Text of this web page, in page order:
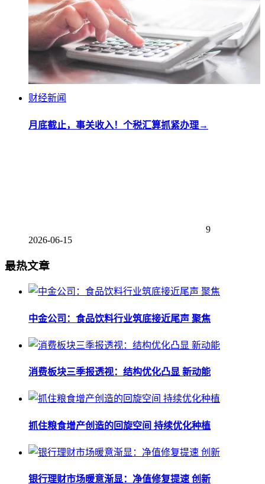
财经新闻
月底截止，事关收入！个税汇算抓紧办理→
9
2026-06-15
最热文章
中金公司：食品饮料行业筑底接近尾声 聚焦
消费板块三季报透视：结构优化凸显 新动能
抓住粮食增产创造的回旋空间 持续优化种植
银行理财市场暖意渐显：净值修复提速 创新